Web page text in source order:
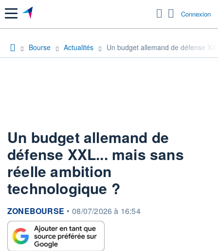
Menu Connexion
Bourse Actualités Un budget allemand de défense
Un budget allemand de
défense XXL... mais sans
réelle ambition
technologique ?
information fournie par
ZONEBOURSE • 08/07/2026 à 16:54